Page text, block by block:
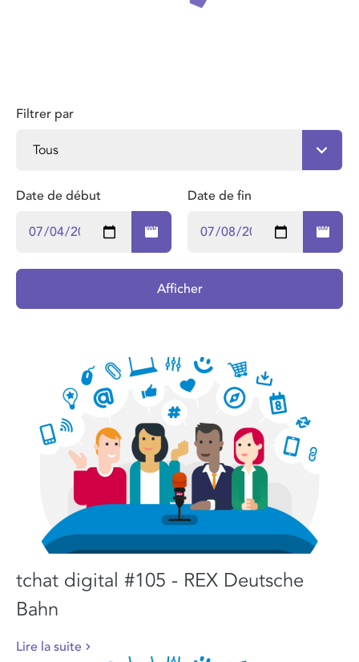
Filtrer par
Date de début Date de fin
Afficher
tchat digital #105 - REX Deutsche
Bahn
Lire la suite